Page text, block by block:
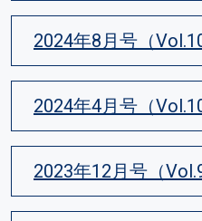
2024年8月号（
2024年4月号（
2023年12月号（